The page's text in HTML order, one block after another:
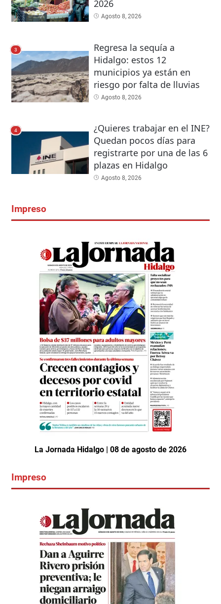
2026
Agosto 8, 2026
3
Regresa la sequía a
Hidalgo: estos 12
municipios ya están en
riesgo por falta de lluvias
Agosto 8, 2026
4
¿Quieres trabajar en el INE?
Quedan pocos días para
registrarte por una de las 6
plazas en Hidalgo
Agosto 8, 2026
Impreso
La Jornada Hidalgo | 08 de agosto de 2026
Impreso